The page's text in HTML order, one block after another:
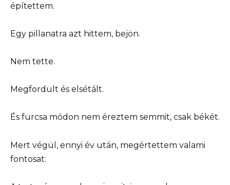
építettem.
Egy pillanatra azt hittem, bejön.
Nem tette.
Megfordult és elsétált.
És furcsa módon nem éreztem semmit, csak békét.
Mert végül, ennyi év után, megértettem valami
fontosat: